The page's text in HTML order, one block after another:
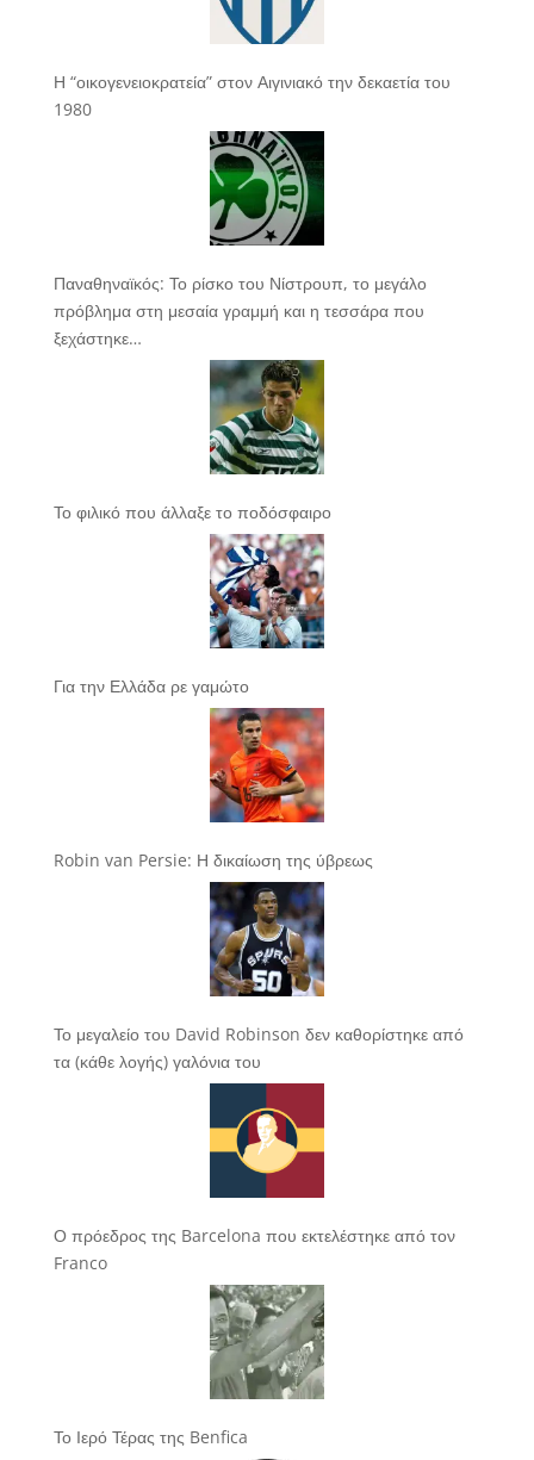
Η “οικογενειοκρατεία” στον Αιγινιακό την δεκαετία του
1980
Παναθηναϊκός: Το ρίσκο του Νίστρουπ, το μεγάλο
πρόβλημα στη μεσαία γραμμή και η τεσσάρα που
ξεχάστηκε…
Το φιλικό που άλλαξε το ποδόσφαιρο
Για την Ελλάδα ρε γαμώτο
Robin van Persie: Η δικαίωση της ύβρεως
Το μεγαλείο του David Robinson δεν καθορίστηκε από
τα (κάθε λογής) γαλόνια του
Ο πρόεδρος της Barcelona που εκτελέστηκε από τον
Franco
Το Ιερό Τέρας της Benfica